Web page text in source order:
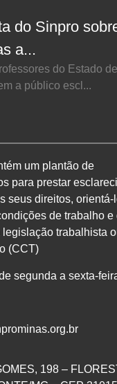
do Sinpro
a...
do Estado
a público escl...
um plantão de
para prestar
seus direitos,
de trabalho e
trabalhista
(CCT)
segunda a sexta-
198 –